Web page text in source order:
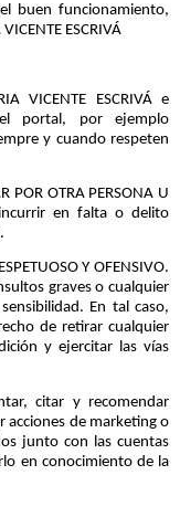
buen funcionamiento,
ESCRIVÁ
VICENTE ESCRIVÁ e
portal, por ejemplo
y cuando respeten
POR OTRA PERSONA U
incurrir en falta o delito
Y OFENSIVO.
graves o cualquier
En tal caso,
de retirar cualquier
y ejercitar las vías
citar y recomendar
acciones de marketing o
junto con las cuentas
en conocimiento de la